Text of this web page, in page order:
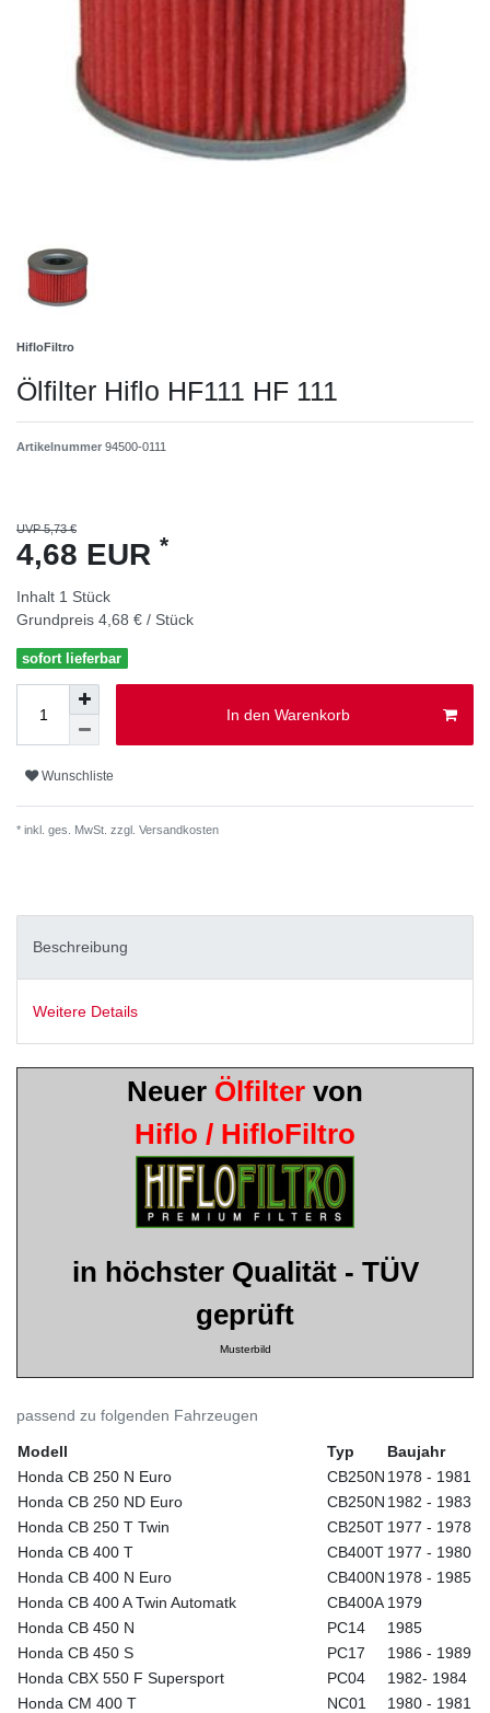
HifloFiltro
Ölfilter Hiflo HF111 HF 111
Artikelnummer 94500-0111
UVP 5,73 €
4,68 EUR *
Inhalt 1 Stück
Grundpreis 4,68 € / Stück
sofort lieferbar
In den Warenkorb
Wunschliste
* inkl. ges. MwSt. zzgl. Versandkosten
Beschreibung
Weitere Details
Neuer Ölfilter von
Hiflo / HifloFiltro
in höchster Qualität - TÜV
geprüft
Musterbild
passend zu folgenden Fahrzeugen
Modell Typ
Baujahr
Honda CB 250 N Euro
CB250N 1978 - 1981
Honda CB 250 ND Euro
CB250N 1982 - 1983
Honda CB 250 T Twin
CB250T 1977 - 1978
Honda CB 400 T
CB400T 1977 - 1980
Honda CB 400 N Euro
CB400N 1978 - 1985
Honda CB 400 A Twin Automatk
CB400A 1979
Honda CB 450 N
PC14
1985
Honda CB 450 S
PC17
1986 - 1989
Honda CBX 550 F Supersport
PC04
1982- 1984
Honda CM 400 T
NC01
1980 - 1981